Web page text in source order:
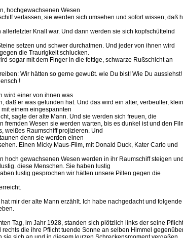
hochgewachsenen Wesen
verlassen, sie werden sich umsehen und sofort wissen, daß
allerletzter Knall war. Und dann werden sie sich kopfschüttelnd
setzen und schwer durchatmen. Und jeder von ihnen wird
die Traurigkeit schlucken.
sogar mit dem Finger in die fettige, schwarze Rußschicht an
Wir hätten so gerne gewußt. wie Du bist! Wie Du aussiehst!
!
wird einer von ihnen was
daß er was gefunden hat. Und das wird ein alter, verbeulter,
einem eingespannten
sagte der alte Mann. Und sie werden sich freuen, die
fremden Wesen sie werden warten, bis es dunkel ist und den
weißes Raumschiff projizieren. Und
denn sie werden einen
Einen Micky Maus-Film, mit Donald Duck, Kater Carlo und
hoch gewachsenen Wesen werden in ihr Raumschiff steigen und
diese Menschen. Sie haben lustig
lustig gesprochen wir hätten unsere Pillen gegen die
mir der alte Mann erzählt. Ich habe nachgedacht und folgende
Tag, im Jahr 1928, standen sich plötzlich links der seine Pflicht
rechts die ihre Pflicht tuende Sonne an selben Himmel